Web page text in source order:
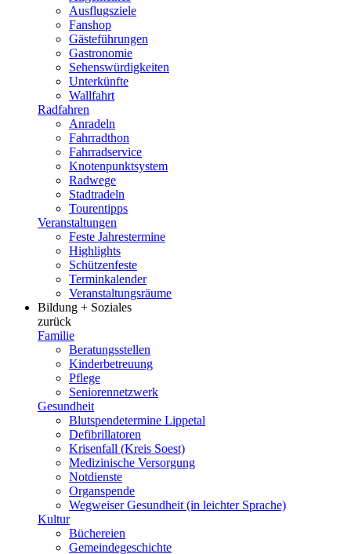
Ausflugsziele
Fanshop
Gästeführungen
Gastronomie
Sehenswürdigkeiten
Unterkünfte
Wallfahrt
Radfahren
Anradeln
Fahrradthon
Fahrradservice
Knotenpunktsystem
Radwege
Stadtradeln
Tourentipps
Veranstaltungen
Feste Jahrestermine
Highlights
Schützenfeste
Terminkalender
Veranstaltungsräume
Bildung + Soziales
zurück
Familie
Beratungsstellen
Kinderbetreuung
Pflege
Seniorennetzwerk
Gesundheit
Blutspendetermine Lippetal
Defibrillatoren
Krisenfall (Kreis Soest)
Medizinische Versorgung
Notdienste
Organspende
Wegweiser Gesundheit (in leichter Sprache)
Kultur
Büchereien
Gemeindegeschichte